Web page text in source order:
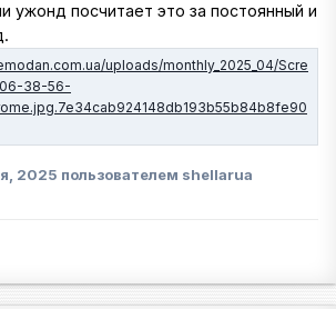
ужонд посчитает это за постоянный и
2025 пользователем shellarua